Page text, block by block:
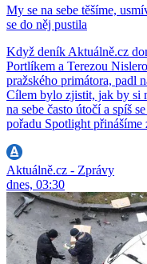
My se na sebe těšíme,
se do něj pustila
Když deník Aktuálně.cz
Portlíkem a Terezou
pražského primátora, padl
Cílem bylo zjistit, jak by si
na sebe často útočí a spíš
pořadu Spotlight přinášíme
Aktuálně.cz - Zprávy
dnes, 03:30